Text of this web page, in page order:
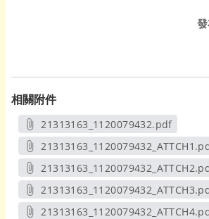
相關附件
21313163_1120079432.pdf
另開新視窗
另開新視窗
另開新視窗
另開新視窗